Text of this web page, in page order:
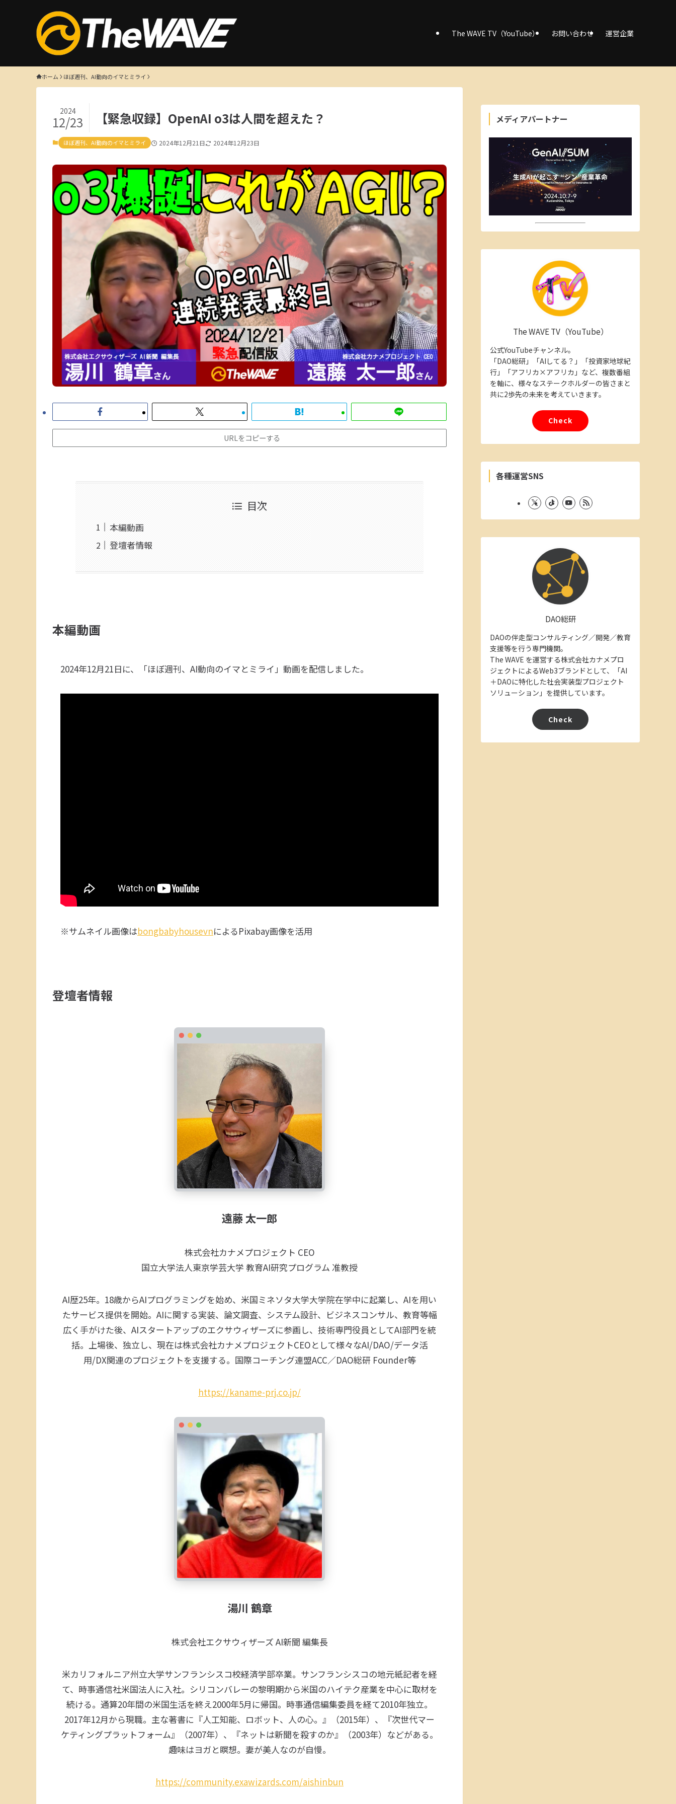
The WAVE TV（YouTube） お問い合わせ 運営企業
ホーム ほぼ週刊、AI動向のイマとミライ
【緊急収録】OpenAI o3は人間を超えた？
2024
12/23
ほぼ週刊、AI動向のイマとミライ 2024年12月21日 2024年12月23日
URLをコピーする
目次
本編動画
登壇者情報
本編動画
2024年12月21日に、「ほぼ週刊、AI動向のイマとミライ」動画を配信しました。
※サムネイル画像はbongbabyhousevnによるPixabay画像を活用
登壇者情報
遠藤 太一郎
株式会社カナメプロジェクト CEO
国立大学法人東京学芸大学 教育AI研究プログラム 准教授
AI歴25年。18歳からAIプログラミングを始め、米国ミネソタ大学大学院在学中に起業し、AIを用い
たサービス提供を開始。AIに関する実装、論文調査、システム設計、ビジネスコンサル、教育等幅
広く手がけた後、AIスタートアップのエクサウィザーズに参画し、技術専門役員としてAI部門を統
括。上場後、独立し、現在は株式会社カナメプロジェクトCEOとして様々なAI/DAO/データ活
用/DX関連のプロジェクトを支援する。国際コーチング連盟ACC／DAO総研 Founder等
https://kaname-prj.co.jp/
湯川 鶴章
株式会社エクサウィザーズ AI新聞 編集長
米カリフォルニア州立大学サンフランシスコ校経済学部卒業。サンフランシスコの地元紙記者を経
て、時事通信社米国法人に入社。シリコンバレーの黎明期から米国のハイテク産業を中心に取材を
続ける。通算20年間の米国生活を終え2000年5月に帰国。時事通信編集委員を経て2010年独立。
2017年12月から現職。主な著書に『人工知能、ロボット、人の心。』（2015年）、『次世代マー
ケティングプラットフォーム』（2007年）、『ネットは新聞を殺すのか』（2003年）などがある。
趣味はヨガと瞑想。妻が美人なのが自慢。
https://community.exawizards.com/aishinbun
メディアパートナー
The WAVE TV（YouTube）
公式YouTubeチャンネル。
「DAO総研」「AIしてる？」「投資家地球紀
行」「アフリカ×アフリカ」など、複数番組
を軸に、様々なステークホルダーの皆さまと
共に2歩先の未来を考えていきます。
Check
各種運営SNS
DAO総研
DAOの伴走型コンサルティング／開発／教育
支援等を行う専門機関。
The WAVE を運営する株式会社カナメプロ
ジェクトによるWeb3ブランドとして、「AI
＋DAOに特化した社会実装型プロジェクト
ソリューション」を提供しています。
Check